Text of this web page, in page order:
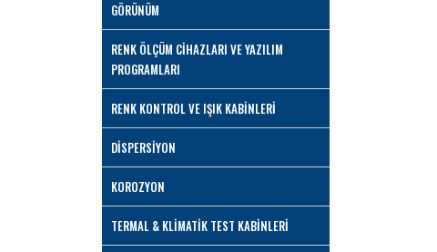
GÖRÜNÜM
RENK ÖLÇÜM CİHAZLARI VE YAZILIM
PROGRAMLARI
RENK KONTROL VE IŞIK KABİNLERİ
DİSPERSİYON
KOROZYON
TERMAL & KLİMATİK TEST KABİNLERİ